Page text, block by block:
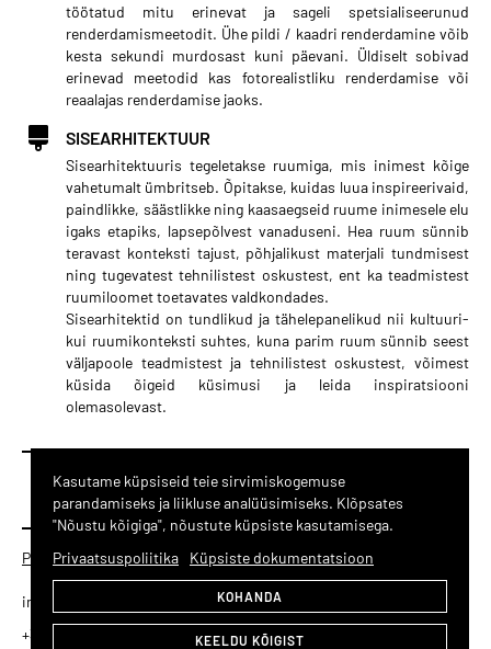
töötatud mitu erinevat ja sageli spetsialiseerunud
renderdamismeetodit. Ühe pildi / kaadri renderdamine võib
kesta sekundi murdosast kuni päevani. Üldiselt sobivad
erinevad meetodid kas fotorealistliku renderdamise või
reaalajas renderdamise jaoks.
SISEARHITEKTUUR
Sisearhitektuuris tegeletakse ruumiga, mis inimest kõige
vahetumalt ümbritseb. Õpitakse, kuidas luua inspireerivaid,
paindlikke, säästlikke ning kaasaegseid ruume inimesele elu
igaks etapiks, lapsepõlvest vanaduseni. Hea ruum sünnib
teravast konteksti tajust, põhjalikust materjali tundmisest
ning tugevatest tehnilistest oskustest, ent ka teadmistest
ruumiloomet toetavates valdkondades.
Sisearhitektid on tundlikud ja tähelepanelikud nii kultuuri-
kui ruumikonteksti suhtes, kuna parim ruum sünnib seest
väljapoole teadmistest ja tehnilistest oskustest, võimest
küsida õigeid küsimusi ja leida inspiratsiooni
olemasolevast.
MEELDIB MEIE TÖÖ VÕTA ÜHENDUST
Privaatsuspoliitika Küpsiste seaded
info@vndl.ee
+372 5332 5060
Kasutame küpsiseid teie sirvimiskogemuse
parandamiseks ja liikluse analüüsimiseks. Klõpsates
"Nõustu kõigiga", nõustute küpsiste kasutamisega.
Privaatsuspoliitika
Küpsiste dokumentatsioon
KOHANDA
KEELDU KÕIGIST